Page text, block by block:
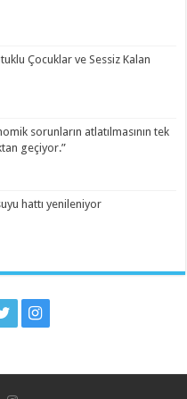
Çocuklar ve Sessiz Kalan
sorunların atlatılmasının tek
geçiyor.”
hattı yenileniyor